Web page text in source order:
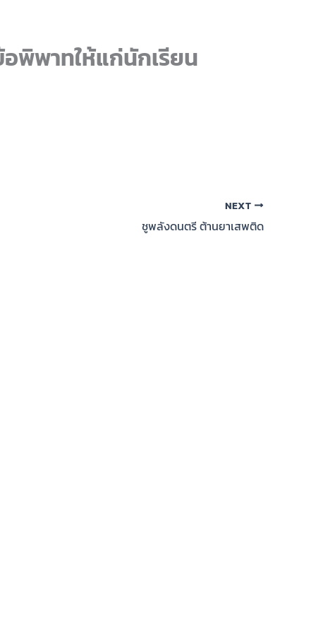
อพิพาทให้แก่นักเรียน
NEXT
ชูพลังดนตรี ต้านยาเสพติด